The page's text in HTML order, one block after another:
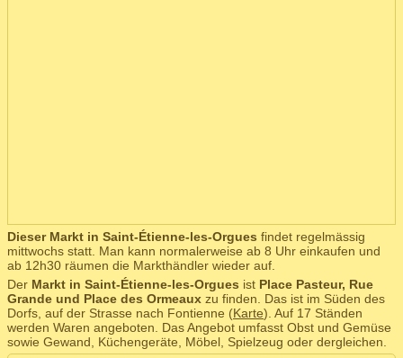
Dieser Markt in Saint-Étienne-les-Orgues findet regelmässig
mittwochs statt. Man kann normalerweise ab 8 Uhr einkaufen und
ab 12h30 räumen die Markthändler wieder auf.
Der Markt in Saint-Étienne-les-Orgues ist Place Pasteur, Rue
Grande und Place des Ormeaux zu finden. Das ist im Süden des
Dorfs, auf der Strasse nach Fontienne (Karte). Auf 17 Ständen
werden Waren angeboten. Das Angebot umfasst Obst und Gemüse
sowie Gewand, Küchengeräte, Möbel, Spielzeug oder dergleichen.